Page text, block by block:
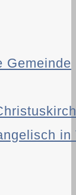
Gemeinde
in